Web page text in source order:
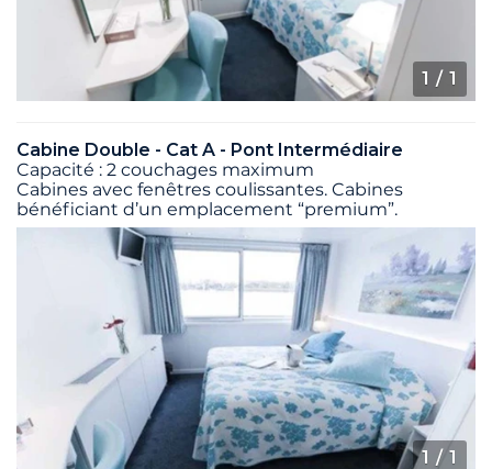
1 / 1
Cabine Double - Cat A - Pont Intermédiaire
Capacité : 2 couchages maximum
Cabines avec fenêtres coulissantes. Cabines
bénéficiant d’un emplacement “premium”.
1 / 1